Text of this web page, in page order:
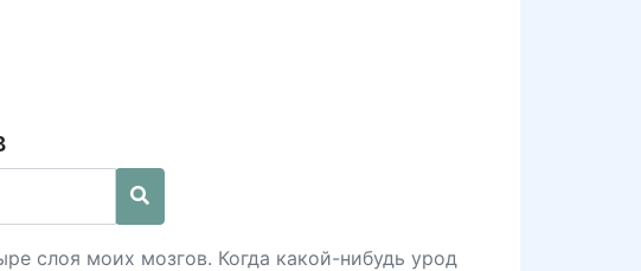
слоя моих мозгов. Когда какой-нибудь урод